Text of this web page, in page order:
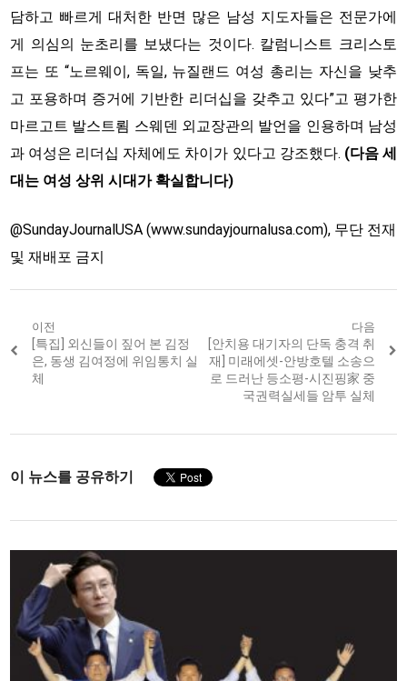
담하고 빠르게 대처한 반면 많은 남성 지도자들은 전문가에
게 의심의 눈초리를 보냈다는 것이다. 칼럼니스트 크리스토
프는 또 “노르웨이, 독일, 뉴질랜드 여성 총리는 자신을 낮추
고 포용하며 증거에 기반한 리더십을 갖추고 있다”고 평가한
마르고트 발스트룀 스웨덴 외교장관의 발언을 인용하며 남성
과 여성은 리더십 자체에도 차이가 있다고 강조했다. (다음 세
대는 여성 상위 시대가 확실합니다)
@SundayJournalUSA (www.sundayjournalusa.com), 무단 전재
및 재배포 금지
Post
navigation
이전
Previous
post:
[특집] 외신들이 짚어 본 김정
은, 동생 김여정에 위임통치 실
체
다음
Next
post:
[안치용 대기자의 단독 충격 취
재] 미래에셋-안방호텔 소송으
로 드러난 등소평-시진핑家 중
국권력실세들 암투 실체
이 뉴스를 공유하기